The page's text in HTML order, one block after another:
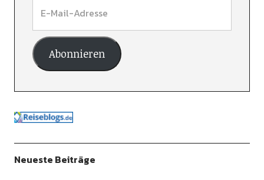
Abonnieren
Neueste Beiträge